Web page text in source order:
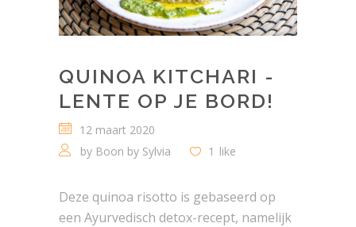
QUINOA KITCHARI -
LENTE OP JE BORD!
12 maart 2020
by Boon by Sylvia 1 like
Deze quinoa risotto is gebaseerd op
een Ayurvedisch detox-recept, namelijk